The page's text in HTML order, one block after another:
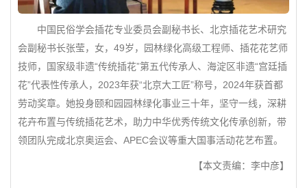
中国民俗学会插花专业委员会副秘书长、北京插花艺术研究
会副秘书长张莹，女，49岁，园林绿化高级工程师、插花花艺师
技师，国家级非遗“传统插花”第五代传承人、海淀区非遗“宫廷插
花”代表性传承人，2023年获“北京大工匠”称号，2024年获首都
劳动奖章。她投身颐和园园林绿化事业三十年，坚守一线，深耕
花卉布置与传统插花艺术，助力中华优秀传统文化传承创新，带
领团队完成北京奥运会、APEC会议等重大国事活动花艺布置。
【本文责编：李中彦】